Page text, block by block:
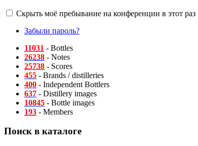
Скрыть моё пребывание на конференции в этот раз
Забыли пароль?
11031 - Bottles
26238 - Notes
25738 - Scores
455 - Brands / distilleries
400 - Independent Bottlers
637 - Distillery images
10845 - Bottle images
193 - Members
Поиск в каталоге